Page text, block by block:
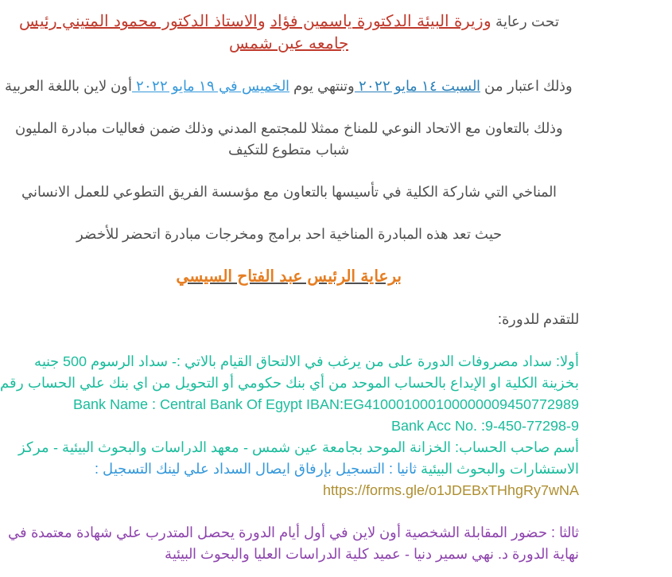
تحت رعاية وزيرة البيئة الدكتورة ياسمين فؤاد والاستاذ الدكتور محمود المتيني رئيس
جامعه عين شمس
وذلك اعتبار من السبت ١٤ مايو ٢٠٢٢ وتنتهي يوم الخميس في ١٩ مايو ٢٠٢٢ أون لاين باللغة العربية
وذلك بالتعاون مع الاتحاد النوعي للمناخ ممثلا للمجتمع المدني وذلك ضمن فعاليات مبادرة المليون
شباب متطوع للتكيف
المناخي التي شاركة الكلية في تأسيسها بالتعاون مع مؤسسة الفريق التطوعي للعمل الانساني
حيث تعد هذه المبادرة المناخية احد برامج ومخرجات مبادرة اتحضر للأخضر
برعاية الرئيس عبد الفتاح السيسي
للتقدم للدورة:
أولا: سداد مصروفات الدورة على من يرغب في الالتحاق القيام بالاتي :- سداد الرسوم 500 جنيه
بخزينة الكلية او الإيداع بالحساب الموحد من أي بنك حكومي أو التحويل من اي بنك علي الحساب رقم
Bank Name : Central Bank Of Egypt IBAN:EG410001000100000009450772989
Bank Acc No. :9-450-77298-9
أسم صاحب الحساب: الخزانة الموحد بجامعة عين شمس - معهد الدراسات والبحوث البيئية - مركز
الاستشارات والبحوث البيئية ثانيا : التسجيل بإرفاق ايصال السداد علي لينك التسجيل :
https://forms.gle/o1JDEBxTHhgRy7wNA
ثالثا : حضور المقابلة الشخصية أون لاين في أول أيام الدورة يحصل المتدرب علي شهادة معتمدة في
نهاية الدورة د. نهي سمير دنيا - عميد كلية الدراسات العليا والبحوث البيئية